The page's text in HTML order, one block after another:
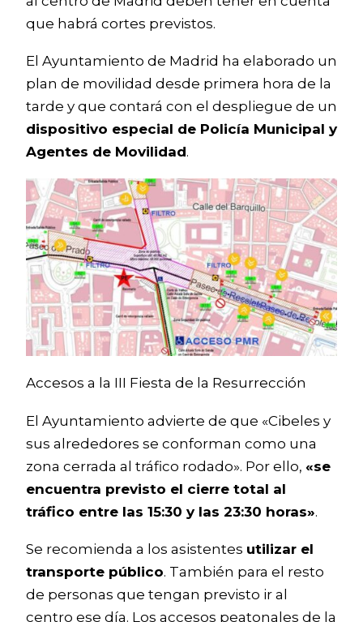
que habrá cortes previstos.
El Ayuntamiento de Madrid ha elaborado un
plan de movilidad desde primera hora de la
tarde y que contará con el despliegue de un
dispositivo especial de Policía Municipal y
Agentes de Movilidad.
Accesos a la III Fiesta de la Resurrección
El Ayuntamiento advierte de que «Cibeles y
sus alrededores se conforman como una
zona cerrada al tráfico rodado». Por ello, «se
encuentra previsto el cierre total al
tráfico entre las 15:30 y las 23:30 horas».
Se recomienda a los asistentes utilizar el
transporte público. También para el resto
de personas que tengan previsto ir al
centro ese día. Los accesos peatonales de la